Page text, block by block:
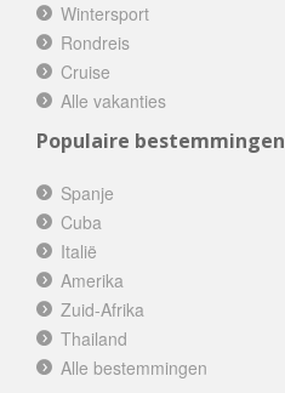
Wintersport
Rondreis
Cruise
Alle vakanties
Populaire bestemmingen
Spanje
Cuba
Italië
Amerika
Zuid-Afrika
Thailand
Alle bestemmingen